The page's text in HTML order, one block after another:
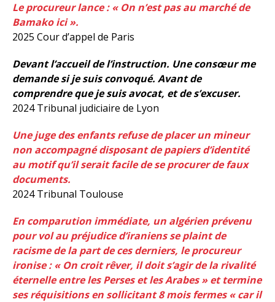
Le procureur lance : « On n’est pas au marché de
Bamako ici ».
2025 Cour d’appel de Paris
Devant l’accueil de l’instruction. Une consœur me
demande si je suis convoqué. Avant de
comprendre que je suis avocat, et de s’excuser.
2024 Tribunal judiciaire de Lyon
Une juge des enfants refuse de placer un mineur
non accompagné disposant de papiers d’identité
au motif qu’il serait facile de se procurer de faux
documents.
2024 Tribunal Toulouse
En comparution immédiate, un algérien prévenu
pour vol au préjudice d’iraniens se plaint de
racisme de la part de ces derniers, le procureur
ironise : « On croit rêver, il doit s’agir de la rivalité
éternelle entre les Perses et les Arabes » et termine
ses réquisitions en sollicitant 8 mois fermes « car il